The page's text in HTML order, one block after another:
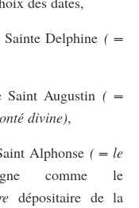
Delphine ( =
Saint Augustin( =
divine),
Alphonse ( = le
comme le
dépositaire de la